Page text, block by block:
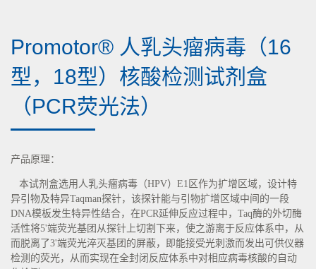
Promotor® 人乳头瘤病毒（16
型，18型）核酸检测试剂盒
（PCR荧光法）
产品原理：
本试剂盒选用人乳头瘤病毒（HPV）E1区作为扩增区域，设计特
异引物及特异Taqman探针，该探针能与引物扩增区域中间的一段
DNA模板发生特异性结合，在PCR延伸反应过程中，Taq酶的外切酶
活性将5'端荧光基团从探针上切割下来，使之游离于反应体系中，从
而脱离了3'端荧光淬灭基团的屏蔽，即能接受光刺激而发出可供仪器
检测的荧光，从而实现在全封闭反应体系中对相应病毒核酸的自动